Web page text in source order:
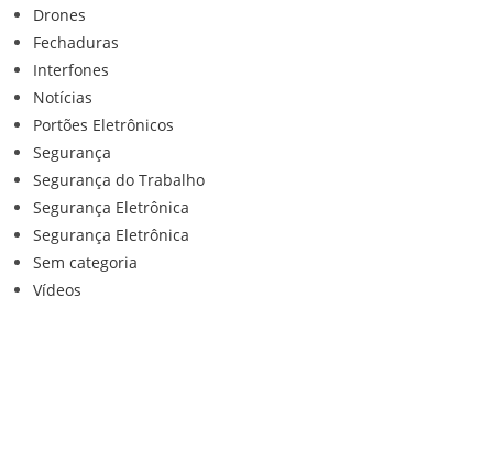
Drones
Fechaduras
Interfones
Notícias
Portões Eletrônicos
Segurança
Segurança do Trabalho
Segurança Eletrônica
Segurança Eletrônica
Sem categoria
Vídeos